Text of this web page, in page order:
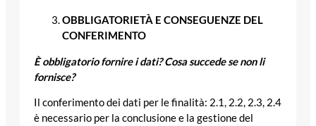
OBBLIGATORIETÀ E CONSEGUENZE DEL
CONFERIMENTO
È obbligatorio fornire i dati? Cosa succede se non li
fornisce?
Il conferimento dei dati per le finalità: 2.1, 2.2, 2.3, 2.4
è necessario per la conclusione e la gestione del